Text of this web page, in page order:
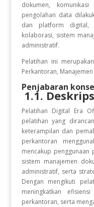
dokumen,
pengolahan data
dan platform digital,
kolaborasi, sistem
administratif.
Pelatihan ini
Perkantoran,
Penjabaran
1.1.
Pelatihan Digital Era
pelatihan yang
keterampilan dan
perkantoran
mencakup
sistem manajemen
administratif, serta
Dengan mengikuti
meningkatkan
perkantoran, serta